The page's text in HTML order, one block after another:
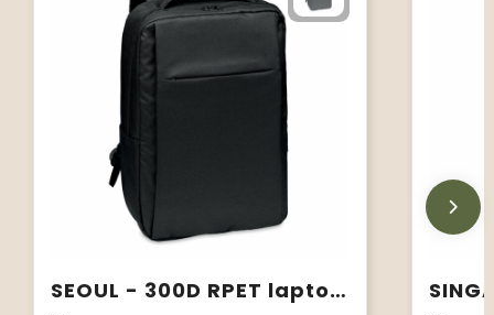
SEOUL - 300D RPET laptop rugzak